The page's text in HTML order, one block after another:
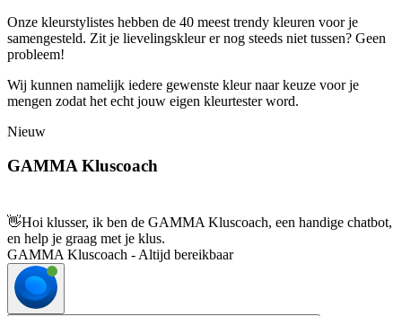
Onze kleurstylistes hebben de 40 meest trendy kleuren voor je
samengesteld. Zit je lievelingskleur er nog steeds niet tussen? Geen
probleem!
Wij kunnen namelijk iedere gewenste kleur naar keuze voor je
mengen zodat het echt jouw eigen kleurtester word.
Nieuw
GAMMA Kluscoach
👋Hoi klusser, ik ben de GAMMA Kluscoach, een handige chatbot,
en help je graag met je klus.
GAMMA Kluscoach - Altijd bereikbaar